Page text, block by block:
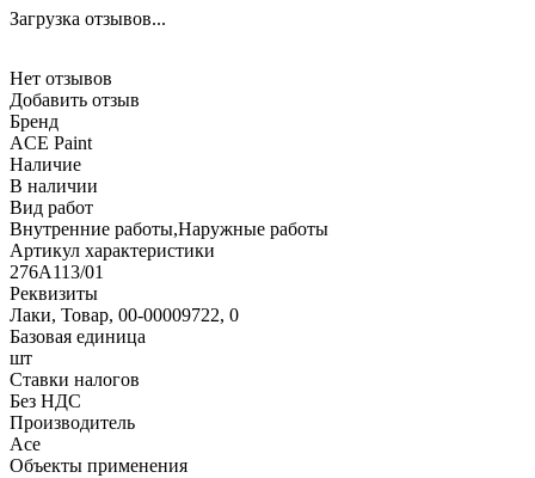
Загрузка отзывов...
Нет отзывов
Добавить отзыв
Бренд
ACE Paint
Наличие
В наличии
Вид работ
Внутренние работы,Наружные работы
Артикул характеристики
276A113/01
Реквизиты
Лаки, Товар, 00-00009722, 0
Базовая единица
шт
Ставки налогов
Без НДС
Производитель
Ace
Объекты применения